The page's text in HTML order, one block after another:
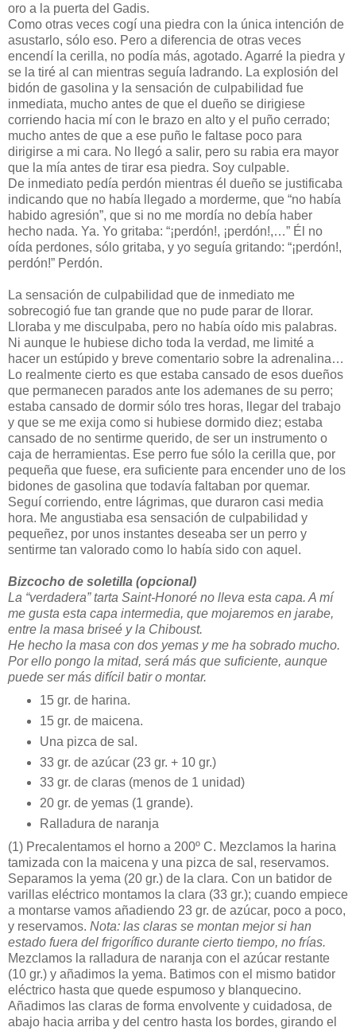
oro a la puerta del Gadis.
Como otras veces cogí una piedra con la única intención de
asustarlo, sólo eso. Pero a diferencia de otras veces
encendí la cerilla, no podía más, agotado. Agarré la piedra y
se la tiré al can mientras seguía ladrando. La explosión del
bidón de gasolina y la sensación de culpabilidad fue
inmediata, mucho antes de que el dueño se dirigiese
corriendo hacia mí con le brazo en alto y el puño cerrado;
mucho antes de que a ese puño le faltase poco para
dirigirse a mi cara. No llegó a salir, pero su rabia era mayor
que la mía antes de tirar esa piedra. Soy culpable.
De inmediato pedía perdón mientras él dueño se justificaba
indicando que no había llegado a morderme, que “no había
habido agresión”, que si no me mordía no debía haber
hecho nada. Ya. Yo gritaba: “¡perdón!, ¡perdón!,…” Él no
oída perdones, sólo gritaba, y yo seguía gritando: “¡perdón!,
perdón!” Perdón.
La sensación de culpabilidad que de inmediato me
sobrecogió fue tan grande que no pude parar de llorar.
Lloraba y me disculpaba, pero no había oído mis palabras.
Ni aunque le hubiese dicho toda la verdad, me limité a
hacer un estúpido y breve comentario sobre la adrenalina…
Lo realmente cierto es que estaba cansado de esos dueños
que permanecen parados ante los ademanes de su perro;
estaba cansado de dormir sólo tres horas, llegar del trabajo
y que se me exija como si hubiese dormido diez; estaba
cansado de no sentirme querido, de ser un instrumento o
caja de herramientas. Ese perro fue sólo la cerilla que, por
pequeña que fuese, era suficiente para encender uno de los
bidones de gasolina que todavía faltaban por quemar.
Seguí corriendo, entre lágrimas, que duraron casi media
hora. Me angustiaba esa sensación de culpabilidad y
pequeñez, por unos instantes deseaba ser un perro y
sentirme tan valorado como lo había sido con aquel.
Bizcocho de soletilla (opcional)
La “verdadera” tarta Saint-Honoré no lleva esta capa. A mí
me gusta esta capa intermedia, que mojaremos en jarabe,
entre la masa briseé y la Chiboust.
He hecho la masa con dos yemas y me ha sobrado mucho.
Por ello pongo la mitad, será más que suficiente, aunque
puede ser más difícil batir o montar.
15 gr. de harina.
15 gr. de maicena.
Una pizca de sal.
33 gr. de azúcar (23 gr. + 10 gr.)
33 gr. de claras (menos de 1 unidad)
20 gr. de yemas (1 grande).
Ralladura de naranja
(1) Precalentamos el horno a 200º C. Mezclamos la harina
tamizada con la maicena y una pizca de sal, reservamos.
Separamos la yema (20 gr.) de la clara. Con un batidor de
varillas eléctrico montamos la clara (33 gr.); cuando empiece
a montarse vamos añadiendo 23 gr. de azúcar, poco a poco,
y reservamos. Nota: las claras se montan mejor si han
estado fuera del frigorífico durante cierto tiempo, no frías.
Mezclamos la ralladura de naranja con el azúcar restante
(10 gr.) y añadimos la yema. Batimos con el mismo batidor
eléctrico hasta que quede espumoso y blanquecino.
Añadimos las claras de forma envolvente y cuidadosa, de
abajo hacia arriba y del centro hasta los bordes, girando el